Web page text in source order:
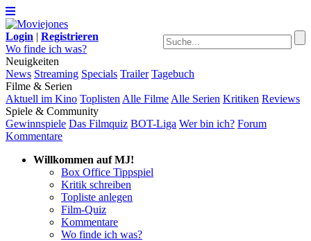
Login | Registrieren
Wo finde ich was?
Neuigkeiten
News Streaming Specials Trailer Tagebuch
Filme & Serien
Aktuell im Kino Toplisten Alle Filme Alle Serien Kritiken Reviews
Spiele & Community
Gewinnspiele Das Filmquiz BOT-Liga Wer bin ich? Forum
Kommentare
Willkommen auf MJ!
Box Office Tippspiel
Kritik schreiben
Topliste anlegen
Film-Quiz
Kommentare
Wo finde ich was?